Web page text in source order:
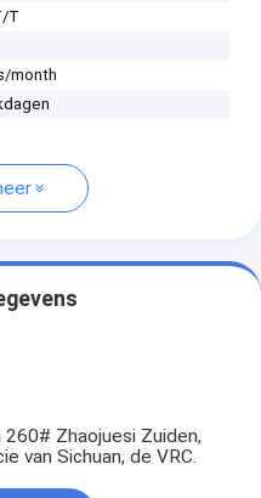
T
month
Zhaojuesi Zuiden,
van Sichuan, de VRC.